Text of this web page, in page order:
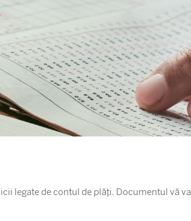
legate de contul de plăți. Documentul vă va